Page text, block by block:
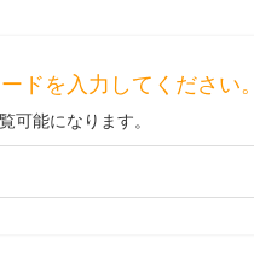
ドを入力してください。
可能になります。